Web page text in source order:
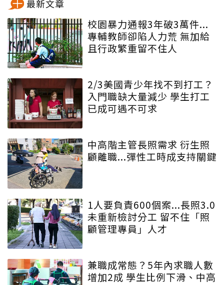
最新文章
校園暴力通報3年破3萬件...
專輔教師卻陷人力荒 無加給
且行政繁重留不住人
2/3美國青少年找不到打工？
入門職缺大量減少 學生打工
已成可遇不可求
中高階主管長照需求 衍生照
顧離職...彈性工時成支持關鍵
1人要負責600個案...長照3.0
未重新檢討分工 留不住「照
顧管理專員」人才
兼職成常態？5年內求職人數
增加2成 學生比例下滑、中高